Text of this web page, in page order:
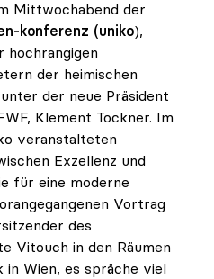
Mittwochabend der
konferenz (uniko),
der heimischen
der neue Präsident
Klement Tockner. Im
veranstalteten
Exzellenz und
für eine moderne
Vortrag
des
Vitouch in den Räumen
Wien, es spräche viel